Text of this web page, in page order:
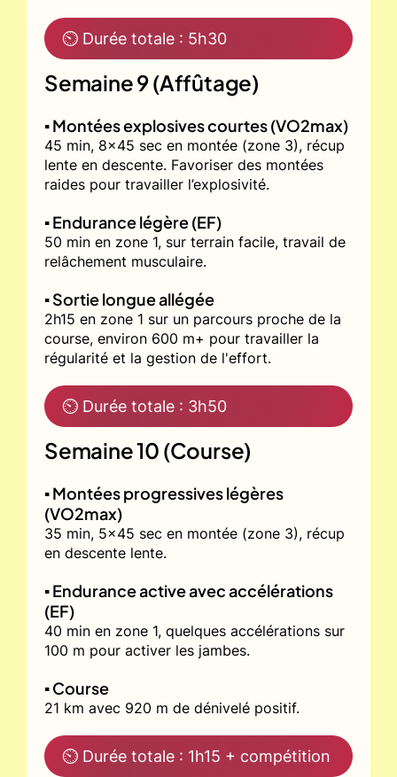
⏲ Durée totale : 5h30
Semaine 9 (Affûtage)
▪️ Montées explosives courtes (VO2max)
45 min, 8x45 sec en montée (zone 3), récup
lente en descente. Favoriser des montées
raides pour travailler l’explosivité.
▪️ Endurance légère (EF)
50 min en zone 1, sur terrain facile, travail de
relâchement musculaire.
▪️ Sortie longue allégée
2h15 en zone 1 sur un parcours proche de la
course, environ 600 m+ pour travailler la
régularité et la gestion de l'effort.
⏲ Durée totale : 3h50
Semaine 10 (Course)
▪️ Montées progressives légères
(VO2max)
35 min, 5x45 sec en montée (zone 3), récup
en descente lente.
▪️ Endurance active avec accélérations
(EF)
40 min en zone 1, quelques accélérations sur
100 m pour activer les jambes.
▪️ Course
21 km avec 920 m de dénivelé positif.
⏲ Durée totale : 1h15 + compétition